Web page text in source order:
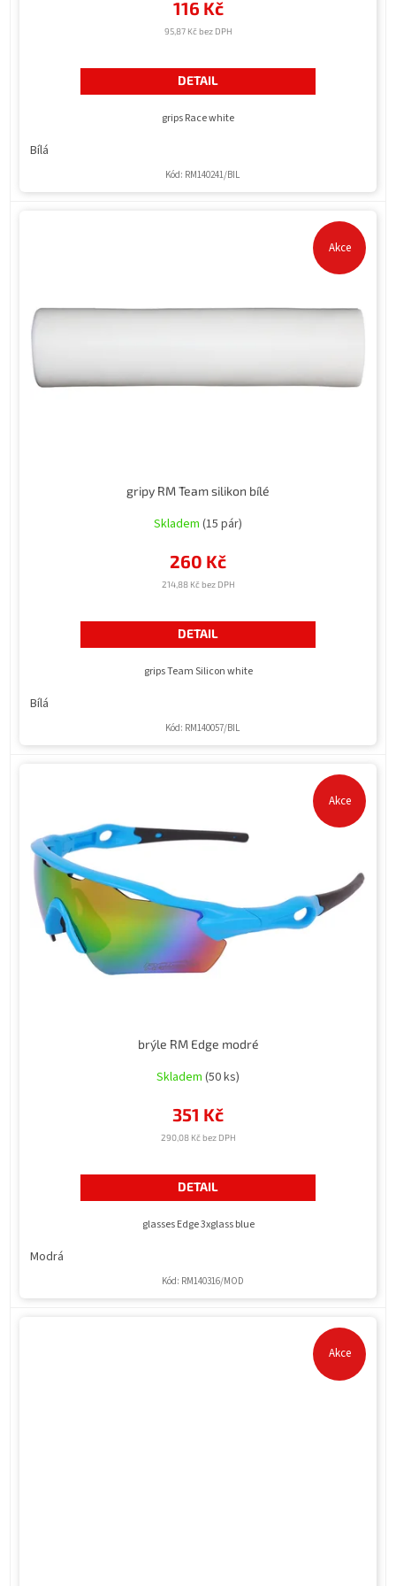
95,87 Kč bez DPH
116 Kč
DETAIL
grips Race white
Bílá
Kód: RM140241/BIL
Akce
gripy RM Team silikon bílé
Skladem (15 pár)
214,88 Kč bez DPH
260 Kč
DETAIL
grips Team Silicon white
Bílá
Kód: RM140057/BIL
Akce
brýle RM Edge modré
Skladem (50 ks)
290,08 Kč bez DPH
351 Kč
DETAIL
glasses Edge 3xglass blue
Modrá
Kód: RM140316/MOD
Akce